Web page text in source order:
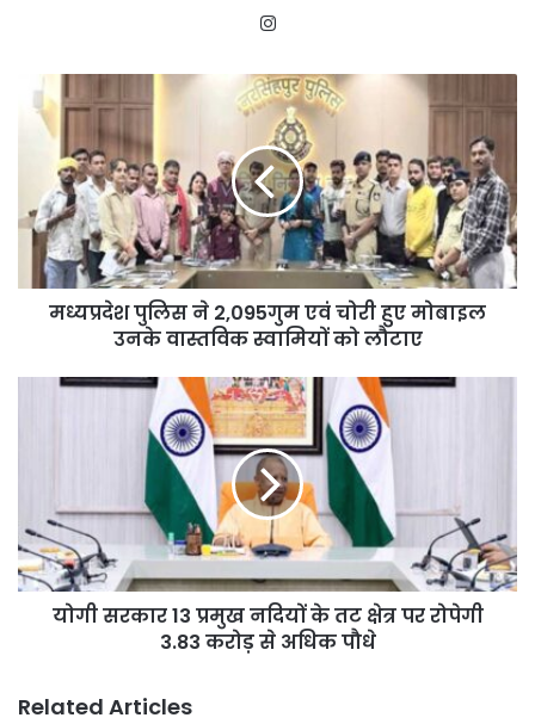
पुलिस
2,095गुम
चोरी
हुए
मोबाइल
उनके
वास्तविकमध्यप्रदेश पुलिस ने 2,095गुम एवं चोरी हुए मोबाइल
उनके वास्तविक स्वामियों को लौटाए
तट
क्षेत्र
पर
अधिक
योगी सरकार 13 प्रमुख नदियों के तट क्षेत्र पर रोपेगी
3.83 करोड़ से अधिक पौधे
Related Articles